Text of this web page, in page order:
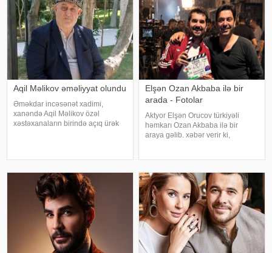
Azərbaycand
Aqil Məlikov əməliyyat olundu
Əməkdar incəsənət xadimi,
xanəndə Aqil Məlikov özəl
xəstəxanaların birində açıq ürək
Elşən Ozan Akbaba ilə bir
arada - Fotolar
Aktyor Elşən Orucov türkiyəli
həmkarı Ozan Akbaba ilə bir
araya gəlib. xəbər verir ki,
Elşən layihənin birinci hissəsində
d